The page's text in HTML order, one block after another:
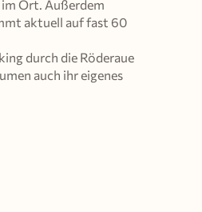
Ort. Außerdem
aktuell auf fast 60
durch die Röderaue
auch ihr eigenes